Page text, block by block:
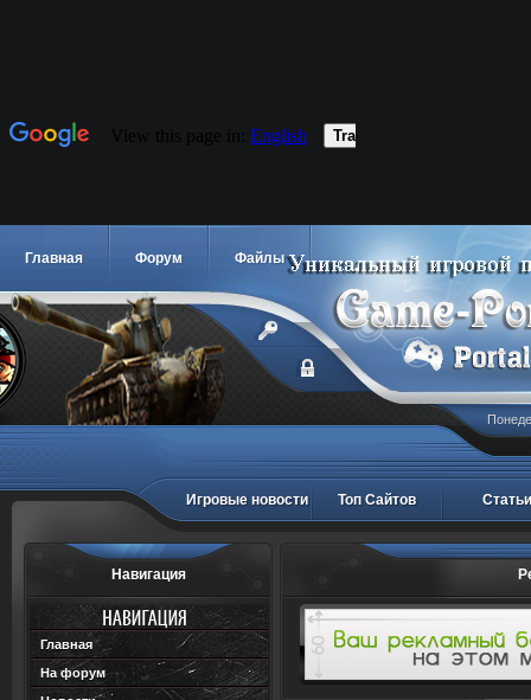
Главная Форум Файлы
Игровые новости Топ Сайтов Статьи
Навигация
Главная
На форум